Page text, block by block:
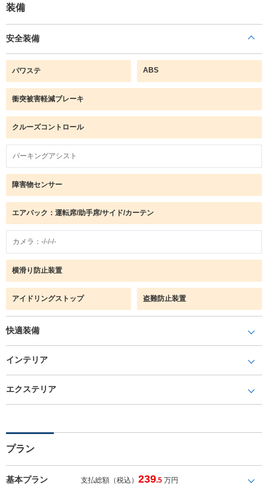
装備
安全装備
パワステ ABS
衝突被害軽減ブレーキ
クルーズコントロール
パーキングアシスト
障害物センサー
エアバック：運転席/助手席/サイド/カーテン
カメラ：-/-/-/-
横滑り防止装置
アイドリングストップ 盗難防止装置
快適装備
インテリア
エクステリア
プラン
基本プラン 支払総額（税込）239.5 万円